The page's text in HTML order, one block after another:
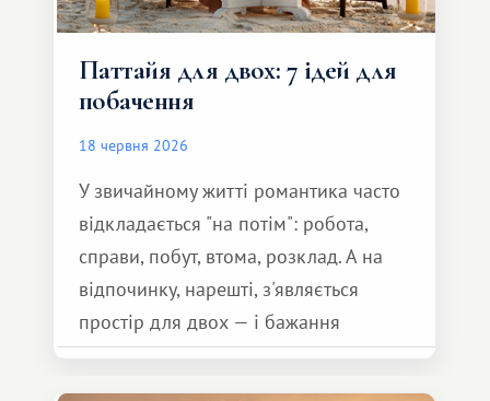
Паттайя для двох: 7 ідей для
побачення
18 червня 2026
У звичайному житті романтика часто
відкладається "на потім": робота,
справи, побут, втома, розклад. А на
відпочинку, нарешті, з'являється
простір для двох — і бажання
зробити для близької людини щось
особливе. Не обов'язково масштабне,